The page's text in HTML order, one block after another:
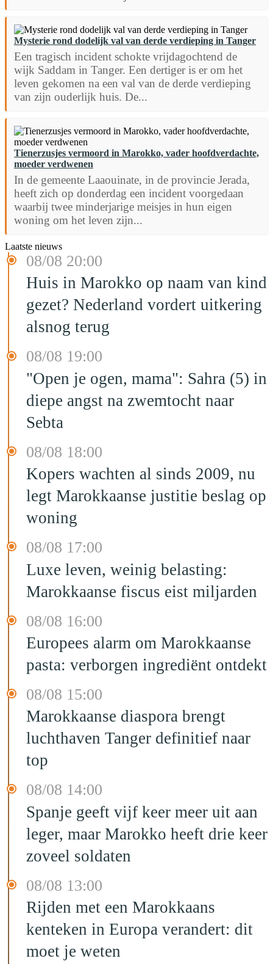
Mysterie rond dodelijk val van derde verdieping in Tanger
Een tragisch incident schokte vrijdagochtend de
wijk Saddam in Tanger. Een dertiger is er om het
leven gekomen na een val van de derde verdieping
van zijn ouderlijk huis. De...
Tienerzusjes vermoord in Marokko, vader hoofdverdachte,
moeder verdwenen
In de gemeente Laaouinate, in de provincie Jerada,
heeft zich op donderdag een incident voorgedaan
waarbij twee minderjarige meisjes in hun eigen
woning om het leven zijn...
Laatste nieuws
08/08 20:00
Huis in Marokko op naam van kind
gezet? Nederland vordert uitkering
alsnog terug
08/08 19:00
"Open je ogen, mama": Sahra (5) in
diepe angst na zwemtocht naar
Sebta
08/08 18:00
Kopers wachten al sinds 2009, nu
legt Marokkaanse justitie beslag op
woning
08/08 17:00
Luxe leven, weinig belasting:
Marokkaanse fiscus eist miljarden
08/08 16:00
Europees alarm om Marokkaanse
pasta: verborgen ingrediënt ontdekt
08/08 15:00
Marokkaanse diaspora brengt
luchthaven Tanger definitief naar
top
08/08 14:00
Spanje geeft vijf keer meer uit aan
leger, maar Marokko heeft drie keer
zoveel soldaten
08/08 13:00
Rijden met een Marokkaans
kenteken in Europa verandert: dit
moet je weten